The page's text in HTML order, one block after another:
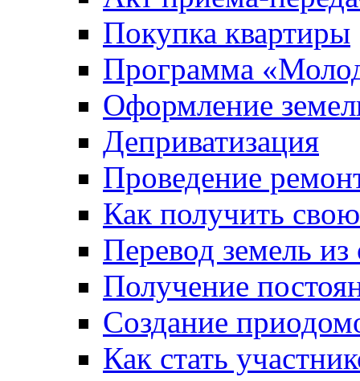
Покупка квартиры
Программа
Оформление
Деприватизация
Проведение
Как получить
Перевод земель
Получение
Создание
Как стать